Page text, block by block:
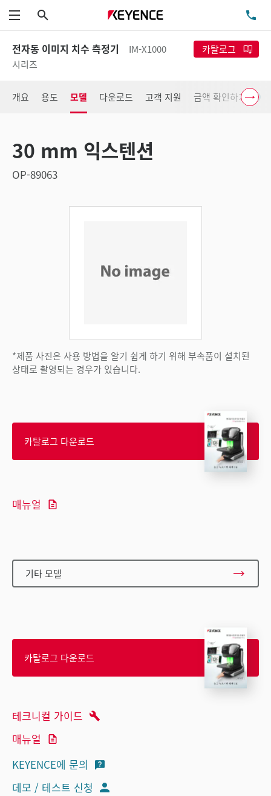
메뉴
전자동 이미지 치수 측정기
IM-X1000
시리즈
카탈로그
개요 용도 모델 다운로드 고객 지원 금액 확인하기
30 mm 익스텐션
OP-89063
*제품 사진은 사용 방법을 알기 쉽게 하기 위해 부속품이 설치된
상태로 촬영되는 경우가 있습니다.
카탈로그 다운로드
매뉴얼
기타 모델
카탈로그 다운로드
테크니컬 가이드
매뉴얼
KEYENCE에 문의
데모 / 테스트 신청